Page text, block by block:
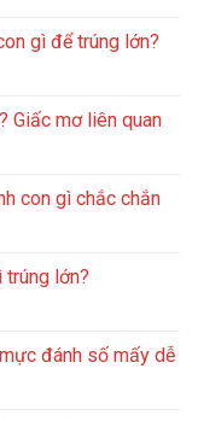
gì để trúng lớn?
Giấc mơ liên quan
con gì chắc chắn
lớn?
đánh số mấy dễ